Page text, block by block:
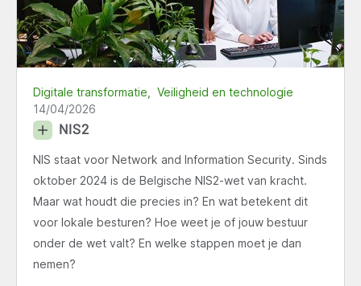
NIS2
NIS staat voor Network and Information Security. Sinds
oktober 2024 is de Belgische NIS2-wet van kracht.
Maar wat houdt die precies in? En wat betekent dit
voor lokale besturen? Hoe weet je of jouw bestuur
onder de wet valt? En welke stappen moet je dan
nemen?
Digitale transformatie
Veiligheid en technologie
14/04/2026